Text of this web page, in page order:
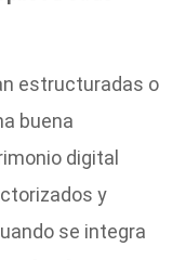
estructuradas o
buena
digital
y
se integra